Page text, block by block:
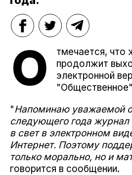
О
тмечается, что
продолжит
электронной
"Напоминаю уважаемой
следующего года журнал
в свет в электронном
Интернет. Поэтому
только морально, но и
говорится в сообщении.